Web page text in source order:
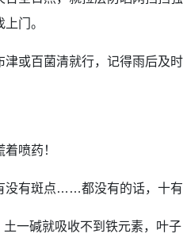
门。
或百菌清就行，记得雨后及
喷药！
没有斑点……都没有的话，十有
土一碱就吸收不到铁元素，叶